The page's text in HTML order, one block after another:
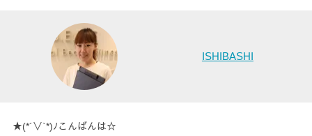
ISHIBASHI
★(*´∨`*)ﾉこんばんは☆